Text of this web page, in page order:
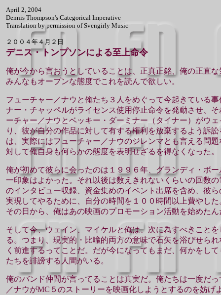
April 2, 2004
Dennis Thompson's Categorical Imperative
Translation by permission of Svengirly Music
２００４年４月２日
デニス・トンプソンによる至上命令
俺が今から言おうとしていることは、正真正銘、俺の正直
みんなもオープンな態度でこれを読んで欲しい。
フューチャー／ナウと俺たち３人をめぐって今起きている
ナー・チャッペルがライセンス使用停止命令を発動させ、
ーチャー／ナウとベッキー・ダーミナー（タイナー）がウ
り、彼が自分の作品に対して有する権利を放棄するよう訴
は、実際にはフューチャー／ナウのジレンマとも言える問
対して俺自身も何らかの態度を表明せざるを得なくなった。
俺が初めて彼らに会ったのは１９９６年、グランディ・ボ
一印象はよかった。それ以後は数えきれないくらいの回数
のインタビュー収録、資金集めのイベント出席を含め、彼
実現してやるために、自分の時間を１００時間以上費やし
その日から、俺はあの映画のプロモーション活動を始めたん
そして今、ウェイン、マイケルと俺は、次に為すべきこと
る。つまり、現実的・比喩的両方の意味で石矢を浴びせら
く前進するってことだ。だが今になってもまだ、何かをし
たちを誹謗する人間がいる。
俺のバンド仲間が言ってることは真実だ。俺たちは一度だ
／ナウがMC５のストーリーを映画化しようとするのを妨げ